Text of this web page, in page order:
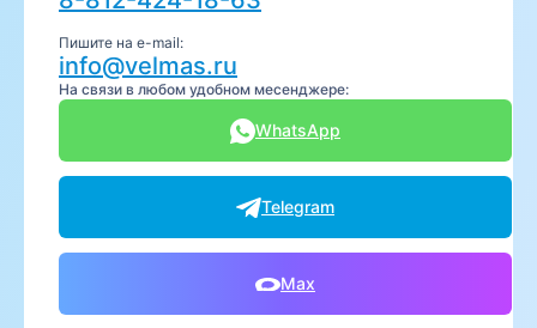
Пишите на e-mail:
info@velmas.ru
На связи в любом удобном месенджере:
WhatsApp
Telegram
Max